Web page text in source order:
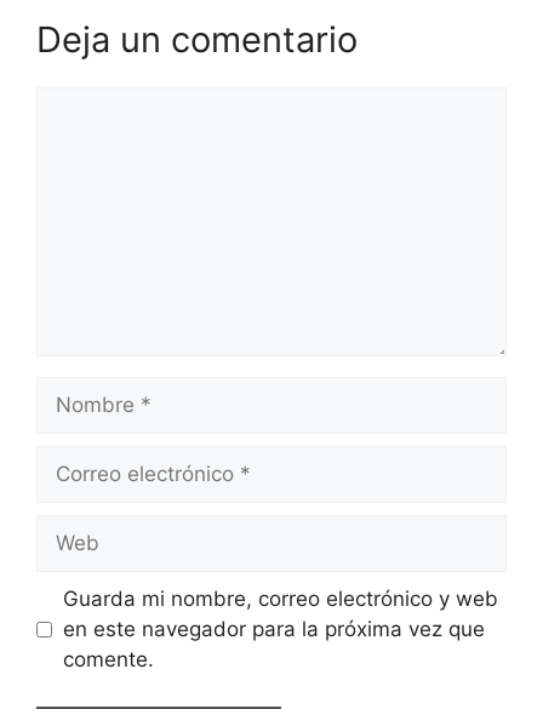
Deja un comentario
Nombre
Correo
Web
Guarda mi nombre, correo electrónico y web
en este navegador para la próxima vez que
comente.